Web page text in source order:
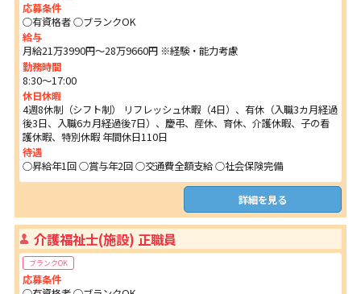
応募条件
○有資格者 ○ブランクOK
給与
月給21万3990円～28万9660円 ※経験・能力考慮
勤務時間
8:30～17:00
休日休暇
4週8休制（シフト制） リフレッシュ休暇（4日）、有休（入職3カ月経過
後3日、入職6カ月経過後7日）、慶弔、産休、育休、介護休暇、子の看
護休暇、特別休暇 年間休日110日
待遇
○昇給年1回 ○賞与年2回 ○交通費全額支給 ○社会保険完備
詳細を見る
介護福祉士(施設) 正職員
ブランクOK
応募条件